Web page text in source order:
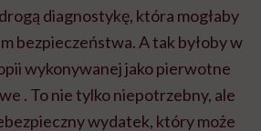
diagnostykę, która mogłaby
bezpieczeństwa. A tak byłoby w
wykonywanej jako pierwotne
. To nie tylko niepotrzebny, ale
wydatek, który może